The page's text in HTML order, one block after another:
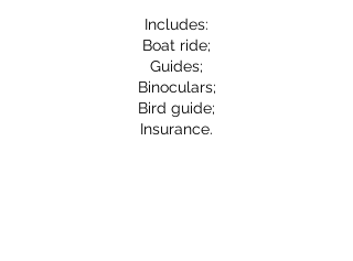
Includes:
Boat ride;
Guides;
Binoculars;
Bird guide;
Insurance.